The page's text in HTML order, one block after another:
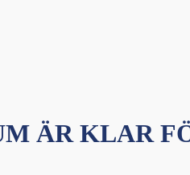
ÄR KLAR